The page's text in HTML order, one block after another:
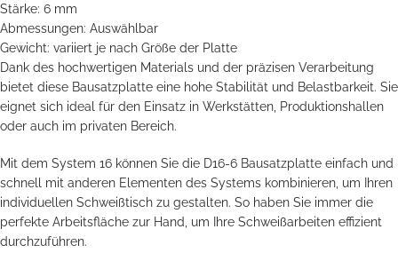
Stärke: 6 mm
Abmessungen: Auswählbar
Gewicht: variiert je nach Größe der Platte
Dank des hochwertigen Materials und der präzisen Verarbeitung
bietet diese Bausatzplatte eine hohe Stabilität und Belastbarkeit. Sie
eignet sich ideal für den Einsatz in Werkstätten, Produktionshallen
oder auch im privaten Bereich.
Mit dem System 16 können Sie die D16-6 Bausatzplatte einfach und
schnell mit anderen Elementen des Systems kombinieren, um Ihren
individuellen Schweißtisch zu gestalten. So haben Sie immer die
perfekte Arbeitsfläche zur Hand, um Ihre Schweißarbeiten effizient
durchzuführen.